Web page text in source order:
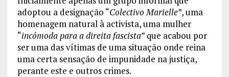
adoptou a designação “ColectivoMarielle”, uma
homenagem natural à activista, uma mulher
“incómoda para a direita fascista” que acabou por
ser uma das vítimas de uma situação onde reina
uma certa sensação de impunidade na justiça,
perante este e outros crimes.